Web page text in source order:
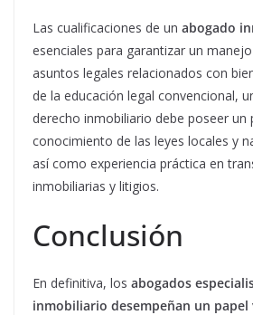
Las cualificaciones de un abogado
esenciales para garantizar un
asuntos legales relacionados con
de la educación legal convencional,
derecho inmobiliario debe poseer un
conocimiento de las leyes locales y
así como experiencia práctica en
inmobiliarias y litigios.
Conclusión
En definitiva, los abogados
inmobiliario desempeñan un papel